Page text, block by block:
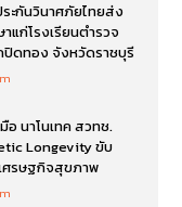
ะกันวินาศภัยไทยส่ง
ก่โรงเรียนตำรวจ
ปิดทอง จังหวัดราชบุรี
อ นาโนเทค สวทช.
Longevity ขับ
ศรษฐกิจสุขภาพ